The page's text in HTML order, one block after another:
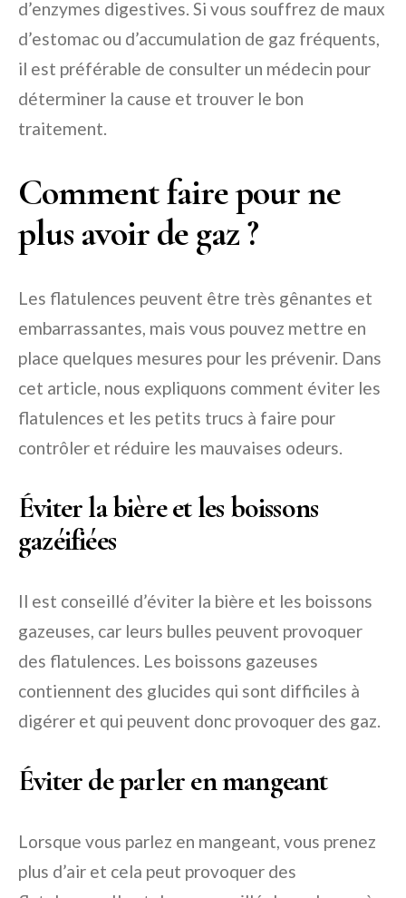
d’enzymes digestives. Si vous souffrez de maux
d’estomac ou d’accumulation de gaz fréquents,
il est préférable de consulter un médecin pour
déterminer la cause et trouver le bon
traitement.
Comment faire pour ne
plus avoir de gaz ?
Les flatulences peuvent être très gênantes et
embarrassantes, mais vous pouvez mettre en
place quelques mesures pour les prévenir. Dans
cet article, nous expliquons comment éviter les
flatulences et les petits trucs à faire pour
contrôler et réduire les mauvaises odeurs.
Éviter la bière et les boissons
gazéifiées
Il est conseillé d’éviter la bière et les boissons
gazeuses, car leurs bulles peuvent provoquer
des flatulences. Les boissons gazeuses
contiennent des glucides qui sont difficiles à
digérer et qui peuvent donc provoquer des gaz.
Éviter de parler en mangeant
Lorsque vous parlez en mangeant, vous prenez
plus d’air et cela peut provoquer des